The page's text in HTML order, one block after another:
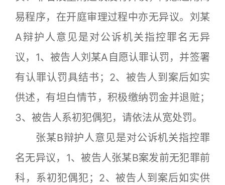
易程序，在开庭审理过程中亦无异议。刘某
A辩护人意见是对公诉机关指控罪名无异
议，1、被告人刘某A自愿认罪认罚，并签署
有认罪认罚具结书；2、被告人到案后如实
供述，有坦白情节，积极缴纳罚金并退赃；
3、被告人系初犯偶犯，请依法从宽处罚。
张某B辩护人意见是对公诉机关指控罪
名无异议，1、被告人张某B案发前无犯罪前
科，系初犯偶犯；2、被告人到案后如实供